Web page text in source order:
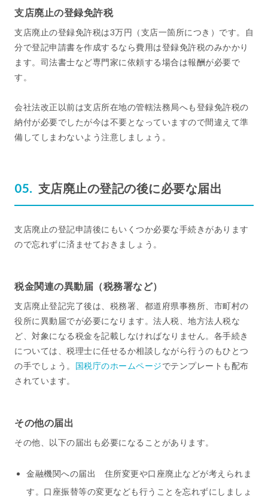
支店廃止の登録免許税
支店廃止の登録免許税は3万円（支店一箇所につき）です。自
分で登記申請書を作成するなら費用は登録免許税のみかかり
ます。司法書士など専門家に依頼する場合は報酬が必要で
す。
会社法改正以前は支店所在地の管轄法務局へも登録免許税の
納付が必要でしたが今は不要となっていますので間違えて準
備してしまわないよう注意しましょう。
支店廃止の登記の後に必要な届出
支店廃止の登記申請後にもいくつか必要な手続きがあります
ので忘れずに済ませておきましょう。
税金関連の異動届（税務署など）
支店廃止登記完了後は、税務署、都道府県事務所、市町村の
役所に異動届でが必要になります。法人税、地方法人税な
ど、対象になる税金を記載しなければなりません。各手続き
については、税理士に任せるか相談しながら行うのもひとつ
の手でしょう。 国税庁のホームページでテンプレートも配布
されています。
その他の届出
その他、以下の届出も必要になることがあります。
金融機関への届出 住所変更や口座廃止などが考えられま
す。口座振替等の変更なども行うことを忘れずにしましょ